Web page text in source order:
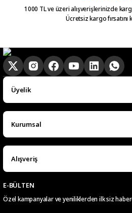
1000 TL ve üzeri alışverişlerinizde
Ücretsiz kargo fırsatını
Üyelik
Kurumsal
Alışveriş
E-BÜLTEN
Özel kampanyalar ve yeniliklerden ilk siz